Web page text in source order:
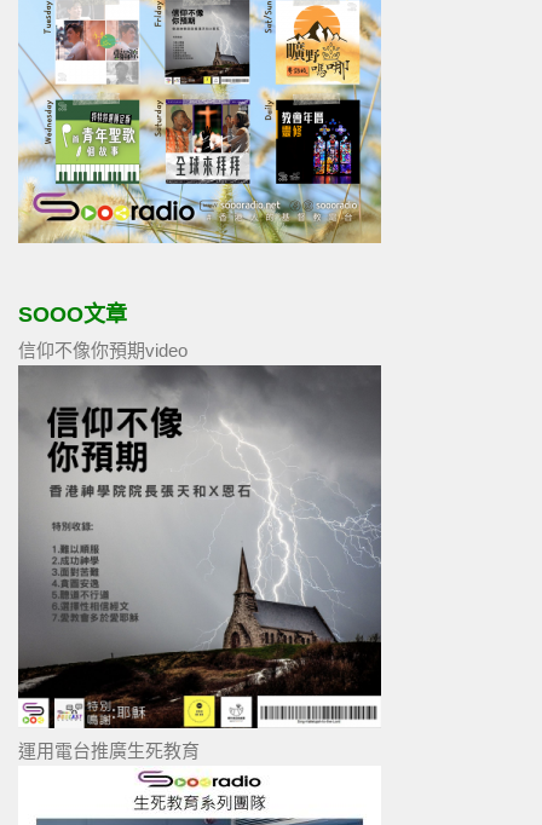
SOOO文章
信仰不像你預期video
運用電台推廣生死教育